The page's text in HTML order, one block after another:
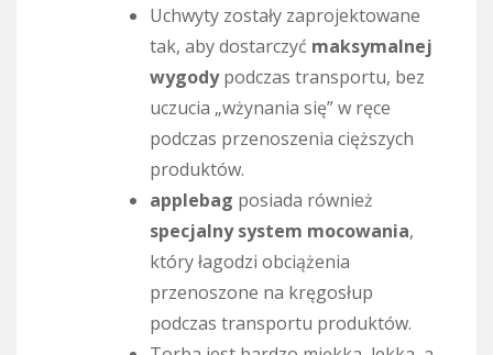
Uchwyty zostały zaprojektowane
tak, aby dostarczyć maksymalnej
wygodypodczas transportu, bez
uczucia „wżynania się” w ręce
podczas przenoszenia cięższych
produktów.
applebag posiada również
specjalny system mocowania,
który łagodzi obciążenia
przenoszone na kręgosłup
podczas transportu produktów.